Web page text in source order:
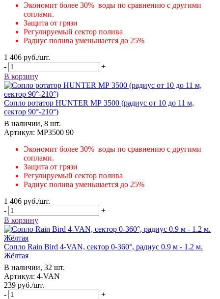
Экономит более 30% воды по сравнению с другими
соплами.
Защита от грязи
Регулируемый сектор полива
Радиус полива уменьшается до 25%
1 406 руб./шт.
-
+
В корзину
Сопло ротатор HUNTER МР 3500 (радиус от 10 до 11 м,
сектор 90°-210°)
В наличии, 8 шт.
Артикул: MP3500 90
Экономит более 30% воды по сравнению с другими
соплами.
Защита от грязи
Регулируемый сектор полива
Радиус полива уменьшается до 25%
1 406 руб./шт.
-
+
В корзину
Сопло Rain Bird 4-VAN, сектор 0-360°, радиус 0.9 м - 1.2 м.
Жёлтая
В наличии, 32 шт.
Артикул: 4-VAN
239 руб./шт.
-
+